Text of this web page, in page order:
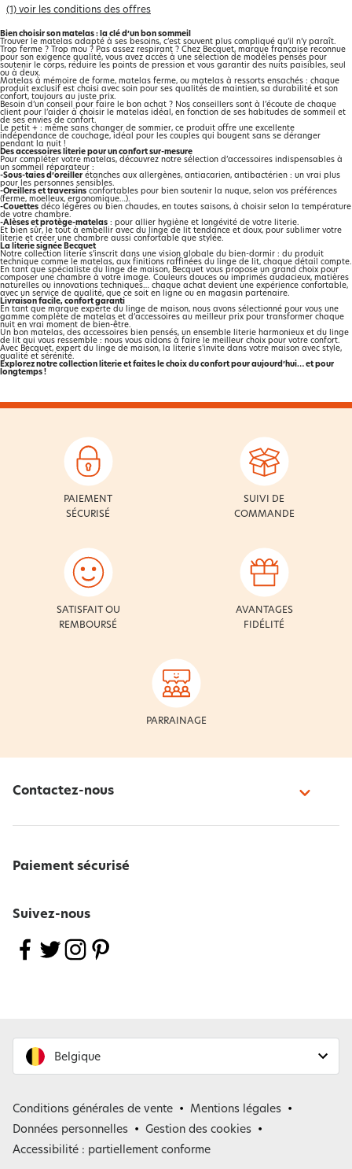
(1) voir les conditions des offres
Bien choisir son matelas : la clé d’un bon sommeil
Trouver le matelas adapté à ses besoins, c’est souvent plus compliqué qu’il n’y paraît.
Trop ferme ? Trop mou ? Pas assez respirant ? Chez Becquet, marque française reconnue
pour son exigence qualité, vous avez accès à une sélection de modèles pensés pour
soutenir le corps, réduire les points de pression et vous garantir des nuits paisibles, seul
ou à deux.
Matelas à mémoire de forme, matelas ferme, ou matelas à ressorts ensachés : chaque
produit exclusif est choisi avec soin pour ses qualités de maintien, sa durabilité et son
confort, toujours au juste prix.
Besoin d’un conseil pour faire le bon achat ? Nos conseillers sont à l’écoute de chaque
client pour l’aider à choisir le matelas idéal, en fonction de ses habitudes de sommeil et
de ses envies de confort.
Le petit + : même sans changer de sommier, ce produit offre une excellente
indépendance de couchage, idéal pour les couples qui bougent sans se déranger
pendant la nuit !
Des accessoires literie pour un confort sur-mesure
Pour compléter votre matelas, découvrez notre sélection d’accessoires indispensables à
un sommeil réparateur :
-Sous-taies d’oreiller étanches aux allergènes, antiacarien, antibactérien : un vrai plus
pour les personnes sensibles.
-Oreillers et traversins confortables pour bien soutenir la nuque, selon vos préférences
(ferme, moelleux, ergonomique…).
-Couettes déco légères ou bien chaudes, en toutes saisons, à choisir selon la température
de votre chambre.
-Alèses et protège-matelas : pour allier hygiène et longévité de votre literie.
Et bien sûr, le tout à embellir avec du linge de lit tendance et doux, pour sublimer votre
literie et créer une chambre aussi confortable que stylée.
La literie signée Becquet
Notre collection literie s’inscrit dans une vision globale du bien-dormir : du produit
technique comme le matelas, aux finitions raffinées du linge de lit, chaque détail compte.
En tant que spécialiste du linge de maison, Becquet vous propose un grand choix pour
composer une chambre à votre image. Couleurs douces ou imprimés audacieux, matières
naturelles ou innovations techniques… chaque achat devient une expérience confortable,
avec un service de qualité, que ce soit en ligne ou en magasin partenaire.
Livraison facile, confort garanti
En tant que marque experte du linge de maison, nous avons sélectionné pour vous une
gamme complète de matelas et d’accessoires au meilleur prix pour transformer chaque
nuit en vrai moment de bien-être.
Un bon matelas, des accessoires bien pensés, un ensemble literie harmonieux et du linge
de lit qui vous ressemble : nous vous aidons à faire le meilleur choix pour votre confort.
Avec Becquet, expert du linge de maison, la literie s'invite dans votre maison avec style,
qualité et sérénité.
Explorez notre collection literie et faites le choix du confort pour aujourd’hui… et pour
longtemps !
PAIEMENT
SÉCURISÉ
SUIVI DE
COMMANDE
SATISFAIT OU
REMBOURSÉ
AVANTAGES
FIDÉLITÉ
PARRAINAGE
Contactez-nous
Paiement sécurisé
Suivez-nous
Belgique
Belgique
Conditions générales de vente
Mentions légales
Données personnelles
Gestion des cookies
Accessibilité : partiellement conforme